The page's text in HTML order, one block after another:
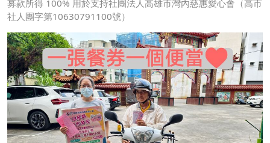
募款所得 100% 用於支持社團法人高雄市灣內慈惠愛心會（高市
社人團字第10630791100號）